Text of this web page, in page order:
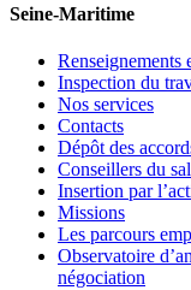
Seine-Maritime
Renseignements
Inspection du
Nos services
Contacts
Dépôt des
Conseillers du
Insertion par
Missions
Les parcours
Observatoire
négociation